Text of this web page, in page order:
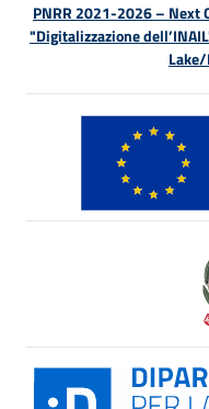
PNRR 2021-2026 – Next
"Digitalizzazione